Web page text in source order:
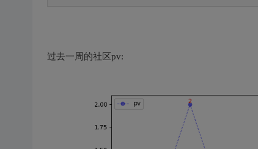
过去一周的社区pv: